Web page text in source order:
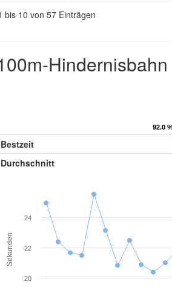
bis 10 von 57 Einträgen
92.0
92.0
Bestzeit
Durchschnitt
Sekunden
20
22
24